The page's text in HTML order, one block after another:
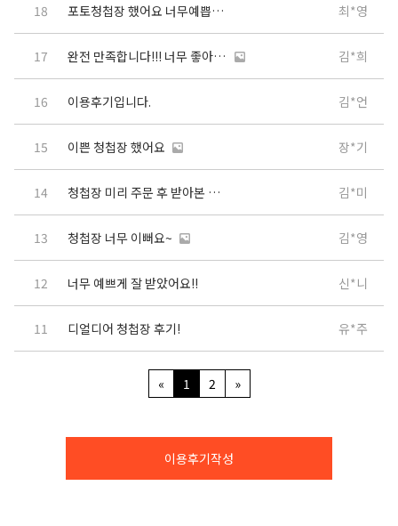
18 포토청첩장 했어요 너무예쁩니다 최*영
17 완전 만족합니다!!! 너무 좋아요!!! 김*희
16 이용후기입니다. 김*언
15 이쁜 청첩장 했어요 장*기
14 청첩장 미리 주문 후 받아본 후기입니당!!! 김*미
13 청첩장 너무 이뻐요~ 김*영
12 너무 예쁘게 잘 받았어요!! 신*니
11 디얼디어 청첩장 후기! 유*주
« 1 2 »
이용후기작성